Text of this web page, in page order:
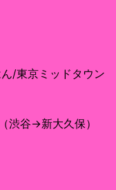
/東京ミッドタウン
渋谷→新大久保）